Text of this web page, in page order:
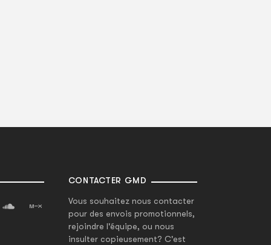
CONTACTER GMD
Vous souhaitez nous contacter
pour des envois promotionnels,
rejoindre l'équipe, ou nous
insulter copieusement? C'est